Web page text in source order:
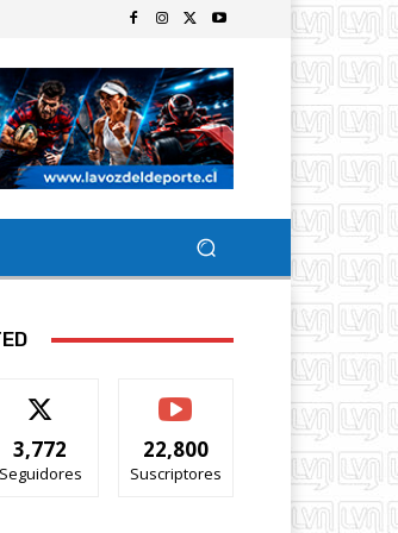
3,772
Seguidores
22,800
Suscriptores